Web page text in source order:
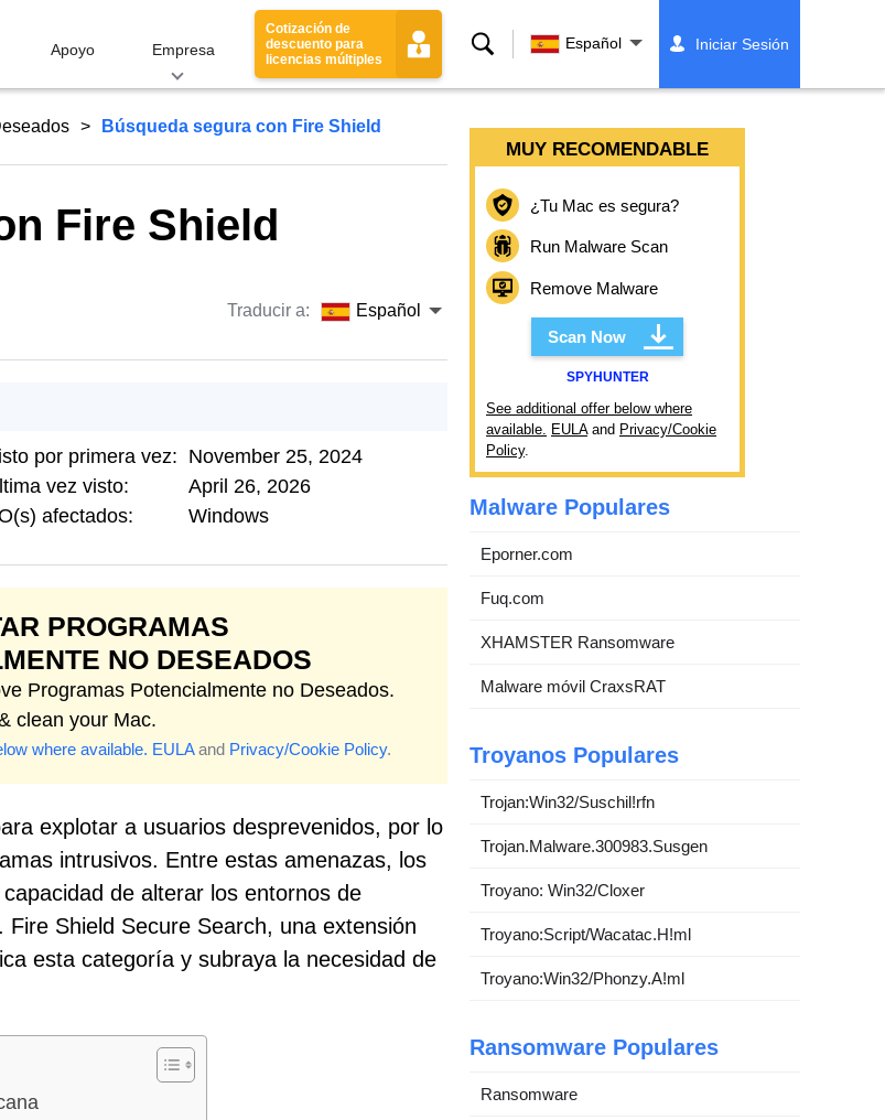
Apoyo Empresa
Cotización de
descuento para
licencias múltiples
Buscar Español Iniciar Sesión
Búsqueda segura con Fire Shield
Fire Shield
Traducir a: Español
por primera vez: November 25, 2024
vez visto:
April 26, 2026
afectados:
Windows
PROGRAMAS
NO DESEADOS
Programas Potencialmente no Deseados.
clean your Mac.
where available. EULAand Privacy/Cookie Policy.
explotar a usuarios desprevenidos, por lo
intrusivos. Entre estas amenazas, los
de alterar los entornos de
Shield Secure Search, una extensión
esta categoría y subraya la necesidad de
MUY RECOMENDABLE
¿Tu Mac es segura?
Run Malware Scan
Remove Malware
Scan Now
SPYHUNTER
See additional offer below where
available. EULAand Privacy/Cookie
Policy.
Malware Populares
Eporner.com
Fuq.com
XHAMSTER Ransomware
Malware móvil CraxsRAT
Troyanos Populares
Trojan:Win32/Suschil!rfn
Trojan.Malware.300983.Susgen
Troyano: Win32/Cloxer
Troyano:Script/Wacatac.H!ml
Troyano:Win32/Phonzy.A!ml
Ransomware Populares
Ransomware